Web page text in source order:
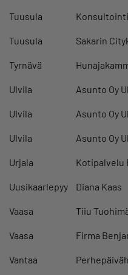
Tuusula
Tuusula Sakarin
Tyrnävä
Ulvila Asunto Oy
Ulvila Asunto Oy
Ulvila Asunto Oy
Urjala Kotipalvelu
Uusikaarlepyy Diana Kaas
Vaasa Tiiu
Vaasa Firma
Vantaa